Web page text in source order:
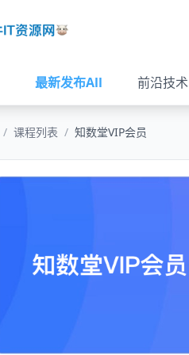
最新发布All 前沿技术
/ 课程列表 / 知数堂VIP会员